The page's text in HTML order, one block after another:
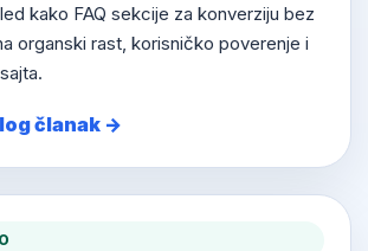
kako FAQ sekcije za konverziju bez
organski rast, korisničko poverenje i
članak →